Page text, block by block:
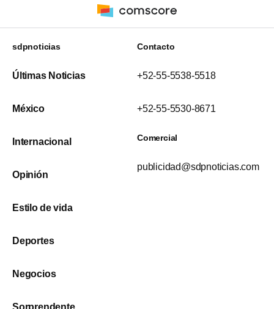
sdpnoticias
Últimas Noticias
México
Internacional
Opinión
Estilo de vida
Deportes
Negocios
Contacto
+52-55-5538-5518
+52-55-5530-8671
Comercial
publicidad@sdpnoticias.com